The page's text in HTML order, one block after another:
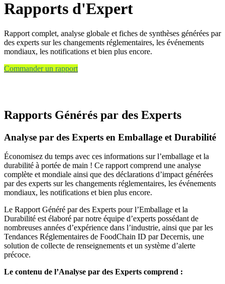
Rapports d'Expert
Rapport complet, analyse globale et fiches de synthèses générées par
des experts sur les changements réglementaires, les événements
mondiaux, les notifications et bien plus encore.
Commander un rapport
Rapports Générés par des Experts
Analyse par des Experts en Emballage et Durabilité
Économisez du temps avec ces informations sur l’emballage et la
durabilité à portée de main ! Ce rapport comprend une analyse
complète et mondiale ainsi que des déclarations d’impact générées
par des experts sur les changements réglementaires, les événements
mondiaux, les notifications et bien plus encore.
Le Rapport Généré par des Experts pour l’Emballage et la
Durabilité est élaboré par notre équipe d’experts possédant de
nombreuses années d’expérience dans l’industrie, ainsi que par les
Tendances Réglementaires de FoodChain ID par Decernis, une
solution de collecte de renseignements et un système d’alerte
précoce.
Le contenu de l’Analyse par des Experts comprend :